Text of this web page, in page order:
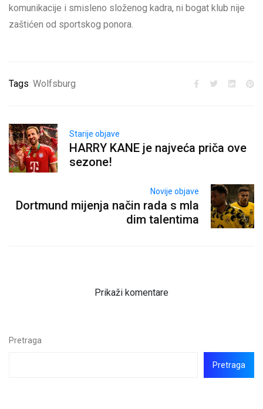
komunikacije i smisleno složenog kadra, ni bogat klub nije
zaštićen od sportskog ponora.
Tags Wolfsburg
Starije objave
HARRY KANE je najveća priča ove
sezone!
Novije objave
Dortmund mijenja način rada s mla
dim talentima
Prikaži komentare
Pretraga
Pretraga